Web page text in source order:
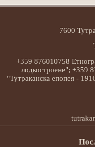
7600
+359 876010758
лодкостроене"; +359
"Тутраканска епопея -